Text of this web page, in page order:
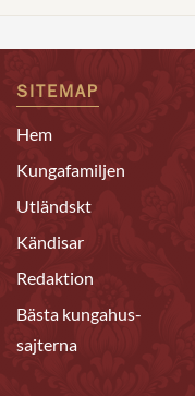
SITEMAP
Hem
Kungafamiljen
Utländskt
Kändisar
Redaktion
Bästa kungahus-
sajterna